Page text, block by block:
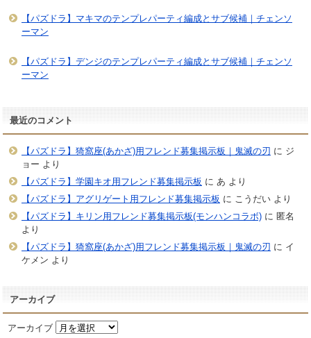
【パズドラ】マキマのテンプレパーティ編成とサブ候補｜チェンソ
ーマン
【パズドラ】デンジのテンプレパーティ編成とサブ候補｜チェンソ
ーマン
最近のコメント
【パズドラ】猗窩座(あかざ)用フレンド募集掲示板｜鬼滅の刃 に ジ
ョー より
【パズドラ】学園キオ用フレンド募集掲示板 に あ より
【パズドラ】アグリゲート用フレンド募集掲示板 に こうだいより
【パズドラ】キリン用フレンド募集掲示板(モンハンコラボ)に 匿名
より
【パズドラ】猗窩座(あかざ)用フレンド募集掲示板｜鬼滅の刃 に イ
ケメン より
アーカイブ
アーカイブ